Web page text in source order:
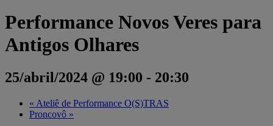
Performance Novos Veres para
Antigos Olhares
25/abril/2024 @ 19:00 - 20:30
« Ateliê de Performance O(S)TRAS
Proncovô »